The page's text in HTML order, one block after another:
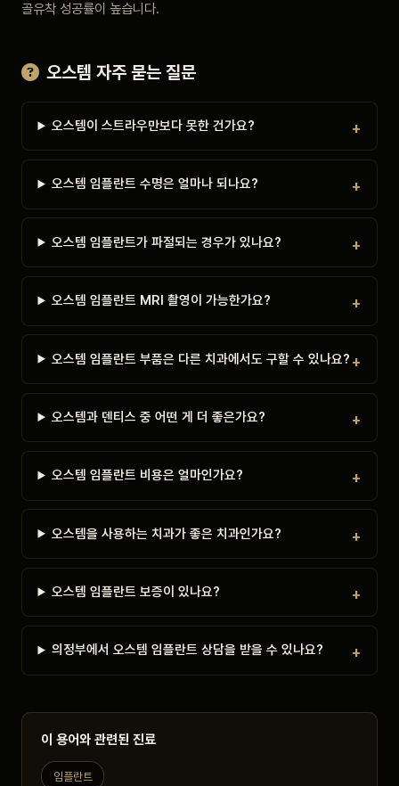
골유착 성공률이 높습니다.
오스템 자주 묻는 질문
오스템이 스트라우만보다 못한 건가요?
오스템 임플란트 수명은 얼마나 되나요?
오스템 임플란트가 파절되는 경우가 있나요?
오스템 임플란트 MRI 촬영이 가능한가요?
오스템 임플란트 부품은 다른 치과에서도 구할 수 있나요?
오스템과 덴티스 중 어떤 게 더 좋은가요?
오스템 임플란트 비용은 얼마인가요?
오스템을 사용하는 치과가 좋은 치과인가요?
오스템 임플란트 보증이 있나요?
의정부에서 오스템 임플란트 상담을 받을 수 있나요?
이 용어와 관련된 진료
임플란트